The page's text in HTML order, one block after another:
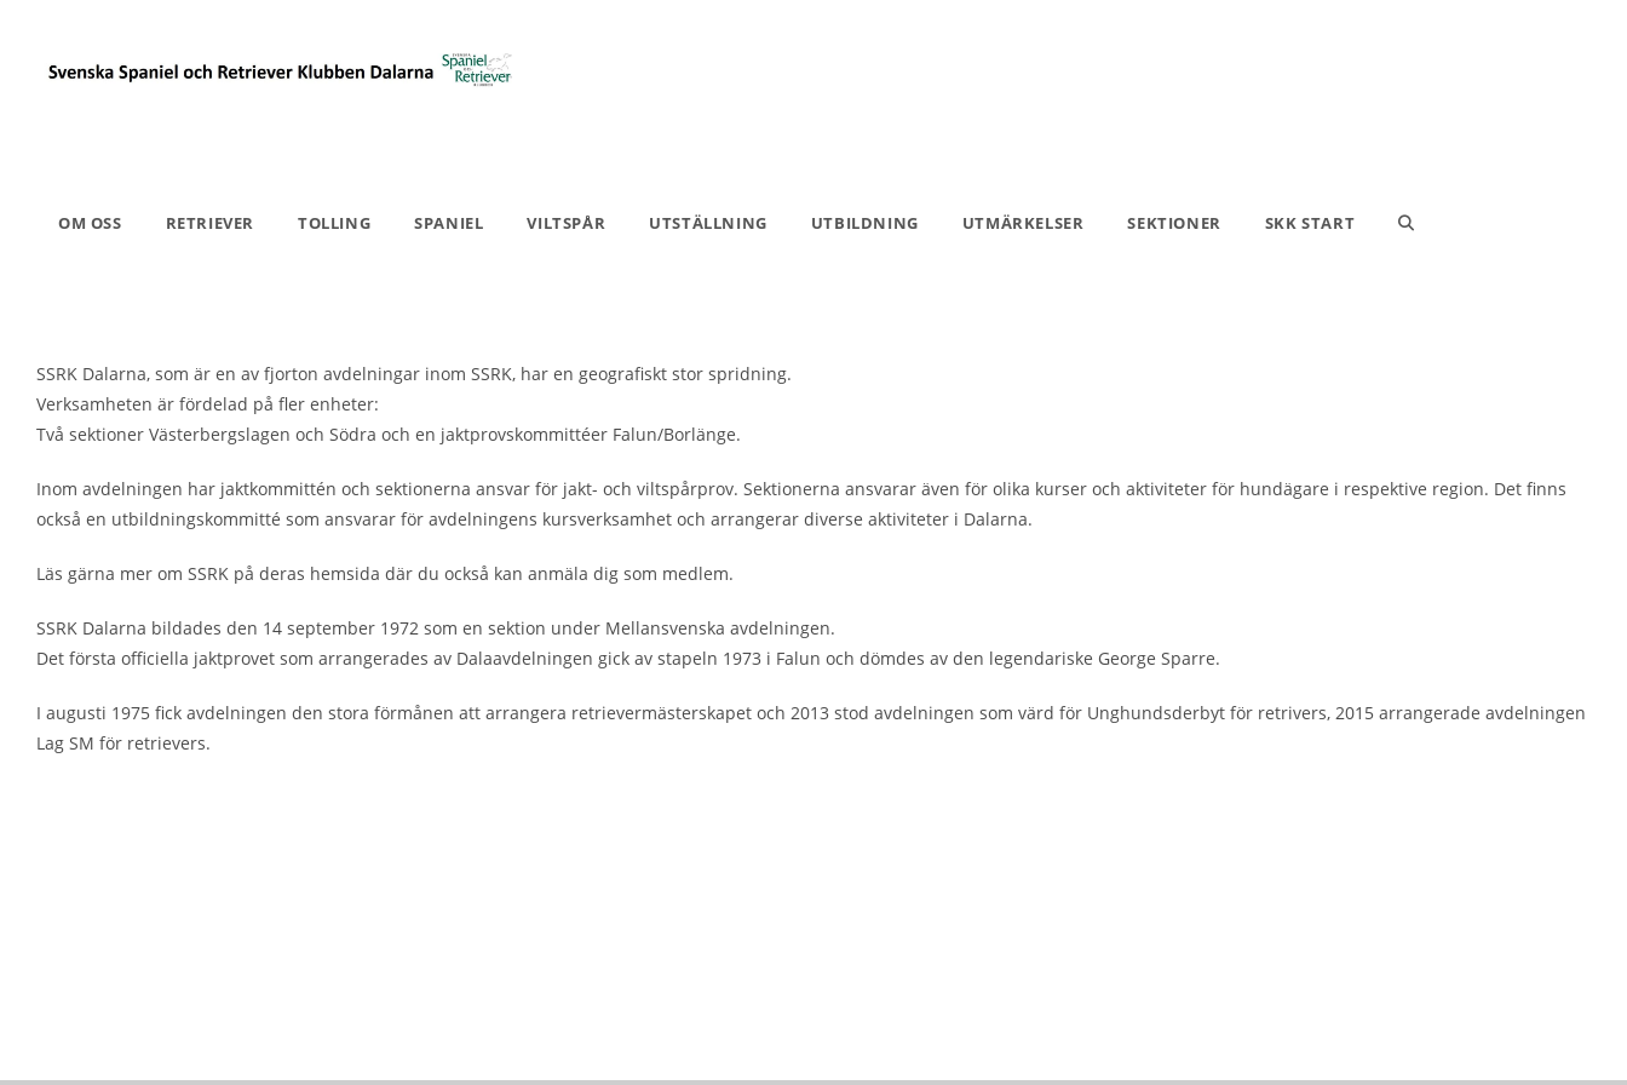
innehållet
OM OSS RETRIEVER TOLLING SPANIEL VILTSPÅR UTSTÄLLNING UTBILDNING UTMÄRKELSER SEKTIONER SKK START SLÅ
SSRK Dalarna, som är en av fjorton avdelningar inom SSRK, har en geografiskt stor spridning.
Verksamheten är fördelad på fler enheter:
Två sektioner Västerbergslagen och Södra och en jaktprovskommittéer Falun/Borlänge.
Inom avdelningen har jaktkommittén och sektionerna ansvar för jakt- och viltspårprov. Sektionerna ansvarar även för olika kurser och aktiviteter för hundägare i respektive region. Det finns
också en utbildningskommitté som ansvarar för avdelningens kursverksamhet och arrangerar diverse aktiviteter i Dalarna.
Läs gärna mer om SSRK på deras hemsida där du också kan anmäla dig som medlem.
SSRK Dalarna bildades den 14 september 1972 som en sektion under Mellansvenska avdelningen.
Det första officiella jaktprovet som arrangerades av Dalaavdelningen gick av stapeln 1973 i Falun och dömdes av den legendariske George Sparre.
I augusti 1975 fick avdelningen den stora förmånen att arrangera retrievermästerskapet och 2013 stod avdelningen som värd för Unghundsderbyt för retrivers, 2015 arrangerade avdelningen
Lag SM för retrievers.